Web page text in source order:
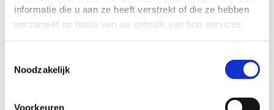
informatie die u aan ze heeft verstrekt of die ze hebben
verzameld op basis van uw gebruik van hun services.
Noodzakelijk
Voorkeuren
In haar nalatenschap zit nog meer satirische
ballade die is gepersifleerd op Goethes
Erlkönig
van dat gedicht, laten deze stukken poëzie en